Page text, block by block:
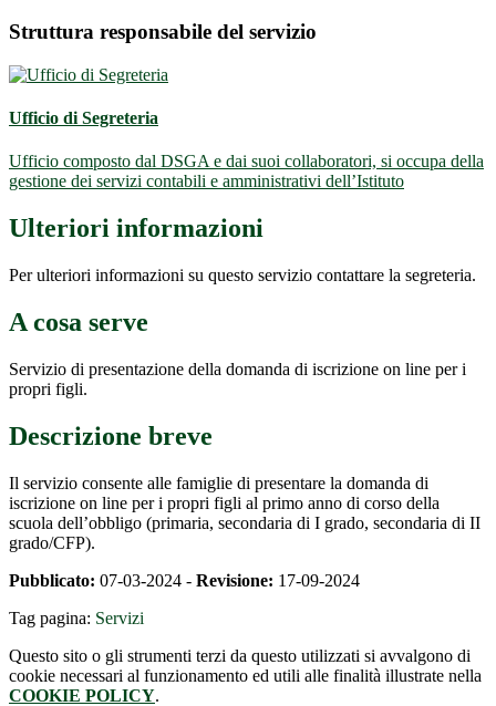
Struttura responsabile del servizio
Ufficio di Segreteria
Ufficio composto dal DSGA e dai suoi collaboratori, si occupa della
gestione dei servizi contabili e amministrativi dell’Istituto
Ulteriori informazioni
Per ulteriori informazioni su questo servizio contattare la segreteria.
A cosa serve
Servizio di presentazione della domanda di iscrizione on line per i
propri figli.
Descrizione breve
Il servizio consente alle famiglie di presentare la domanda di
iscrizione on line per i propri figli al primo anno di corso della
scuola dell’obbligo (primaria, secondaria di I grado, secondaria di II
grado/CFP).
Pubblicato: 07-03-2024 - Revisione: 17-09-2024
Tag pagina: Servizi
Questo sito o gli strumenti terzi da questo utilizzati si avvalgono di
cookie necessari al funzionamento ed utili alle finalità illustrate nella
COOKIE POLICY.